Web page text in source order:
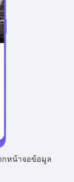
กหน้าจอข้อมูล